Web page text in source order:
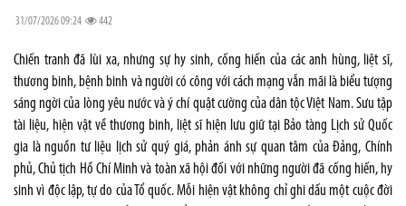
31/07/2026 09:24 442
Chiến tranh đã lùi xa, nhưng sự hy sinh, cống hiến của các anh hùng, liệt sĩ,
thương binh, bệnh binh và người có công với cách mạng vẫn mãi là biểu tượng
sáng ngời của lòng yêu nước và ý chí quật cường của dân tộc Việt Nam. Sưu tập
tài liệu, hiện vật về thương binh, liệt sĩ hiện lưu giữ tại Bảo tàng Lịch sử Quốc
gia là nguồn tư liệu lịch sử quý giá, phản ánh sự quan tâm của Đảng, Chính
phủ, Chủ tịch Hồ Chí Minh và toàn xã hội đối với những người đã cống hiến, hy
sinh vì độc lập, tự do của Tổ quốc. Mỗi hiện vật không chỉ ghi dấu một cuộc đời